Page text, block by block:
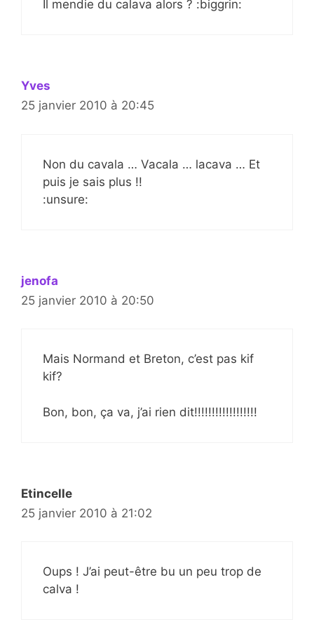
Il mendie du calava alors ? :biggrin:
Yves
25 janvier 2010 à 20:45
Non du cavala … Vacala … lacava … Et
puis je sais plus !!
:unsure:
jenofa
25 janvier 2010 à 20:50
Mais Normand et Breton, c’est pas kif
kif?
Bon, bon, ça va, j’ai rien dit!!!!!!!!!!!!!!!!!!
Etincelle
25 janvier 2010 à 21:02
Oups ! J’ai peut-être bu un peu trop de
calva !